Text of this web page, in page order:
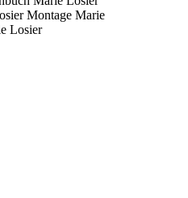
Montage Marie
Losier